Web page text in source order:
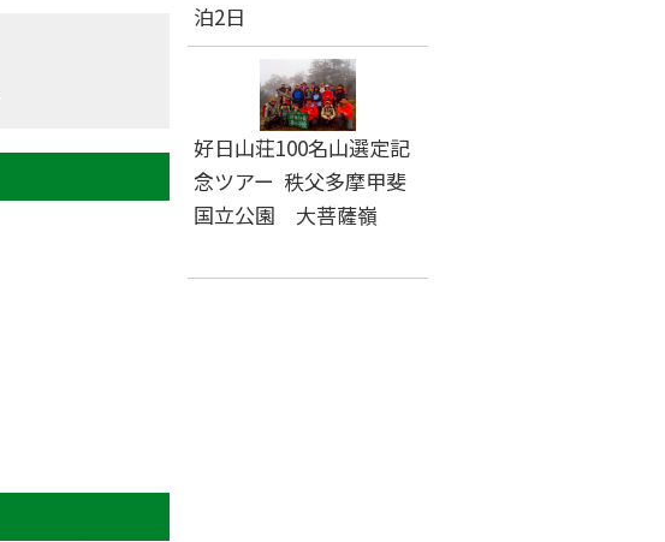
泊2日
好日山荘100名山選定記
念ツアー 秩父多摩甲斐
国立公園 大菩薩嶺